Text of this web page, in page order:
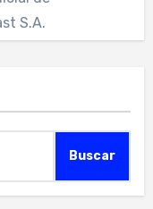
S.A.
Buscar